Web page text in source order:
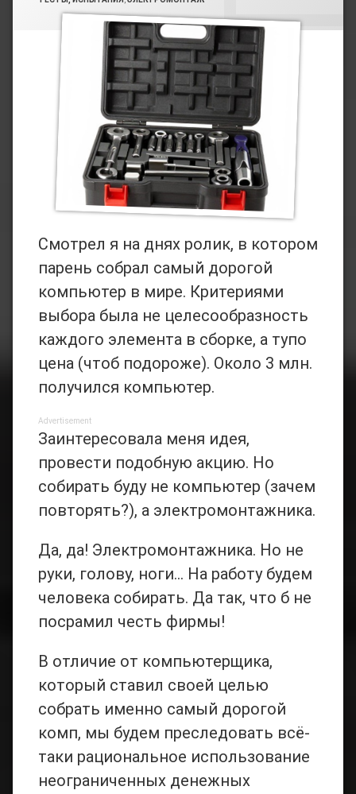
Авто
Электромонтаж
Смотрел я на днях ролик, в котором
парень собрал самый дорогой
компьютер в мире. Критериями
выбора была не целесообразность
каждого элемента в сборке, а тупо
цена (чтоб подороже). Около 3 млн.
получился компьютер.
Advertisement
Заинтересовала меня идея,
провести подобную акцию. Но
собирать буду не компьютер (зачем
повторять?), а электромонтажника.
Да, да! Электромонтажника. Но не
руки, голову, ноги… На работу будем
человека собирать. Да так, что б не
посрамил честь фирмы!
В отличие от компьютерщика,
который ставил своей целью
собрать именно самый дорогой
комп, мы будем преследовать всё-
таки рациональное использование
неограниченных денежных